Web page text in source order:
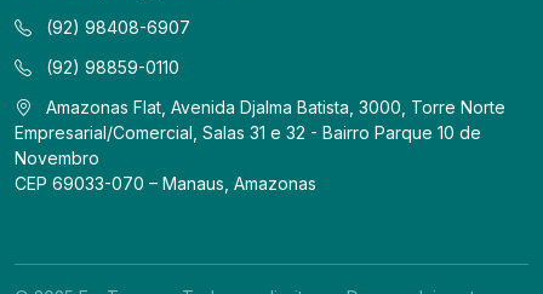
(92) 98408-6907
(92) 98859-0110
Amazonas Flat, Avenida Djalma Batista, 3000, Torre Norte
Empresarial/Comercial, Salas 31 e 32 - Bairro Parque 10 de
Novembro
CEP 69033-070 – Manaus, Amazonas